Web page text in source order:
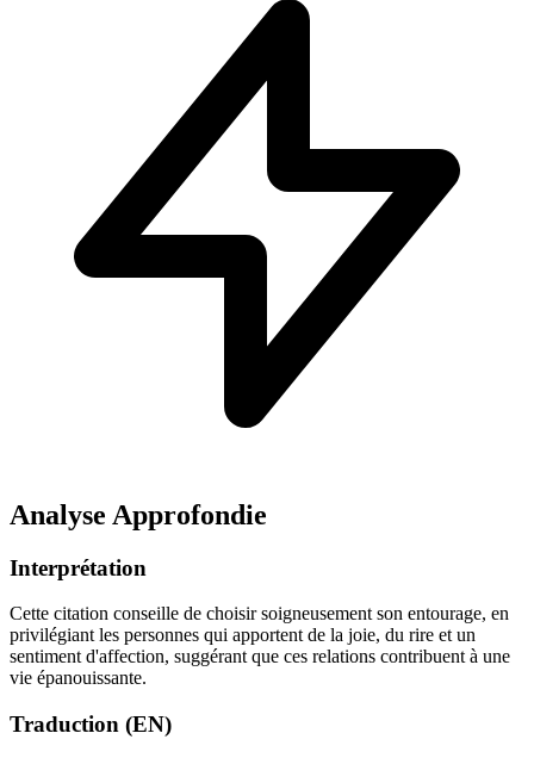
Analyse Approfondie
Interprétation
Cette citation conseille de choisir soigneusement son entourage, en
privilégiant les personnes qui apportent de la joie, du rire et un
sentiment d'affection, suggérant que ces relations contribuent à une
vie épanouissante.
Traduction (EN)